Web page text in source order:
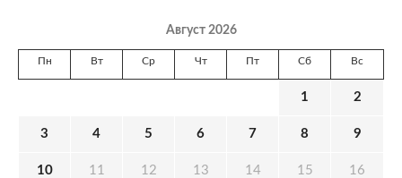
Август 2026
Пн Вт Ср Чт Пт Сб Вс
1 2
3 4 5 6 7 8 9
10 11 12 13 14 15 16